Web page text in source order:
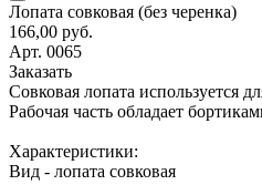
Лопата совковая (без черенка)
166,00 руб.
Арт. 0065
Заказать
Совковая лопата используется
Рабочая часть обладает
Характеристики:
Вид - лопата совковая